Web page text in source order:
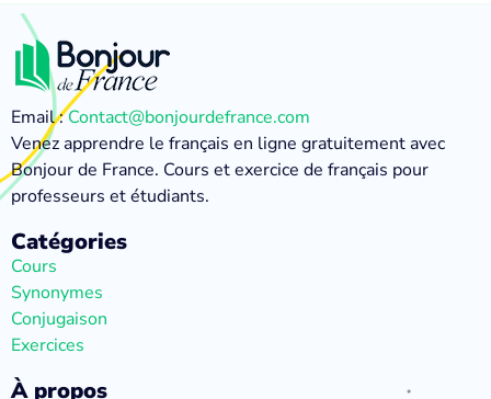
Email :Contact@bonjourdefrance.com
Venez apprendre le français en ligne gratuitement avec
Bonjour de France. Cours et exercice de français pour
professeurs et étudiants.
Catégories
Cours
Synonymes
Conjugaison
Exercices
À propos